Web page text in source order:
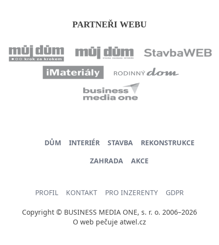
PARTNEŘI WEBU
DŮM INTERIÉR STAVBA
REKONSTRUKCE
ZAHRADA
AKCE
PROFIL KONTAKT PRO INZERENTY GDPR
Copyright © BUSINESS MEDIA ONE, s. r. o. 2006–2026